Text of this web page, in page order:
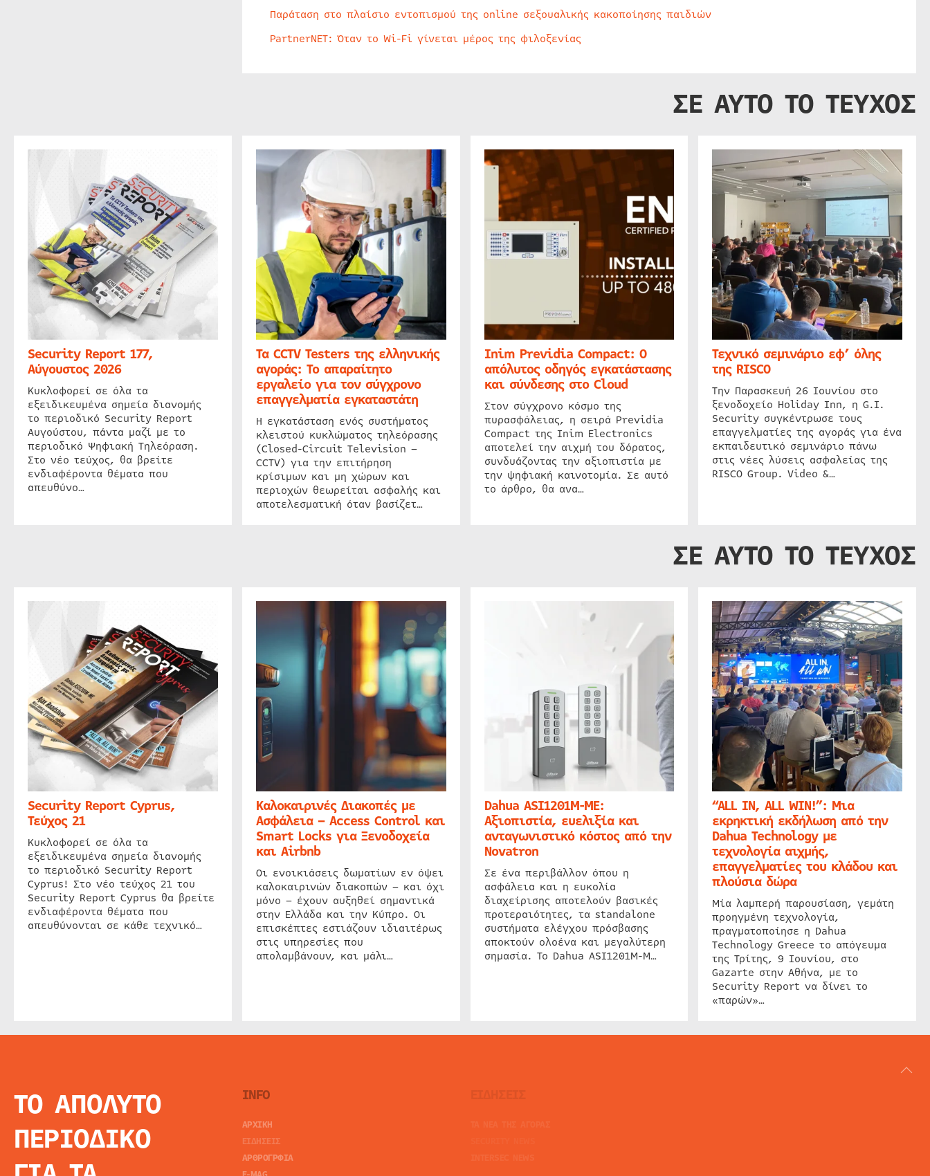
Παράταση στο πλαίσιο εντοπισμού της online σεξουαλικής κακοποίησης παιδιών
PartnerNET: Όταν το Wi-Fi γίνεται μέρος της φιλοξενίας
ΣΕ ΑΥΤΟ ΤΟ ΤΕΥΧΟΣ
Security Report 177,
Αύγουστος 2026
Κυκλοφορεί σε όλα τα
εξειδικευμένα σημεία διανομής
το περιοδικό Security Report
Αυγούστου, πάντα μαζί με το
περιοδικό Ψηφιακή Τηλεόραση.
Στο νέο τεύχος, θα βρείτε
ενδιαφέροντα θέματα που
απευθύνο…
Τα CCTV Testers της ελληνικής
αγοράς: Το απαραίτητο
εργαλείο για τον σύγχρονο
επαγγελματία εγκαταστάτη
Η εγκατάσταση ενός συστήματος
κλειστού κυκλώματος τηλεόρασης
(Closed-Circuit Television –
CCTV) για την επιτήρηση
κρίσιμων και μη χώρων και
περιοχών θεωρείται ασφαλής και
αποτελεσματική όταν βασίζετ…
Inim Previdia Compact: Ο
απόλυτος οδηγός εγκατάστασης
και σύνδεσης στο Cloud
Στον σύγχρονο κόσμο της
πυρασφάλειας, η σειρά Previdia
Compact της Inim Electronics
αποτελεί την αιχμή του δόρατος,
συνδυάζοντας την αξιοπιστία με
την ψηφιακή καινοτομία. Σε αυτό
το άρθρο, θα ανα…
Τεχνικό σεμινάριο εφ’ όλης
της RISCO
Την Παρασκευή 26 Ιουνίου στο
ξενοδοχείο Holiday Inn, η G.I.
Security συγκέντρωσε τους
επαγγελματίες της αγοράς για ένα
εκπαιδευτικό σεμινάριο πάνω
στις νέες λύσεις ασφαλείας της
RISCO Group. Video &…
ΣΕ ΑΥΤΟ ΤΟ ΤΕΥΧΟΣ
Security Report Cyprus,
Τεύχος 21
Κυκλοφορεί σε όλα τα
εξειδικευμένα σημεία διανομής
το περιοδικό Security Report
Cyprus! Στο νέο τεύχος 21 του
Security Report Cyprus θα βρείτε
ενδιαφέροντα θέματα που
απευθύνονται σε κάθε τεχνικό…
Καλοκαιρινές Διακοπές με
Ασφάλεια – Access Control και
Smart Locks για Ξενοδοχεία
και Airbnb
Οι ενοικιάσεις δωματίων εν όψει
καλοκαιρινών διακοπών – και όχι
μόνο – έχουν αυξηθεί σημαντικά
στην Ελλάδα και την Κύπρο. Οι
επισκέπτες εστιάζουν ιδιαιτέρως
στις υπηρεσίες που
απολαμβάνουν, και μάλι…
Dahua ASI1201M-ME:
Αξιοπιστία, ευελιξία και
ανταγωνιστικό κόστος από την
Novatron
Σε ένα περιβάλλον όπου η
ασφάλεια και η ευκολία
διαχείρισης αποτελούν βασικές
προτεραιότητες, τα standalone
συστήματα ελέγχου πρόσβασης
αποκτούν ολοένα και μεγαλύτερη
σημασία. Το Dahua ASI1201M-M…
“ALL IN, ALL WIN!”: Μια
εκρηκτική εκδήλωση από την
Dahua Technology με
τεχνολογία αιχμής,
επαγγελματίες του κλάδου και
πλούσια δώρα
Μία λαμπερή παρουσίαση, γεμάτη
προηγμένη τεχνολογία,
πραγματοποίησε η Dahua
Technology Greece το απόγευμα
της Τρίτης, 9 Ιουνίου, στο
Gazarte στην Αθήνα, με το
Security Report να δίνει το
«παρών»…
ΤΟ ΑΠΟΛΥΤΟ
ΠΕΡΙΟΔΙΚΟ
INFO
ΑΡΧΙΚΗ
ΕΙΔΗΣΕΙΣ
ΑΡΘΡΟΓΡΦΙΑ